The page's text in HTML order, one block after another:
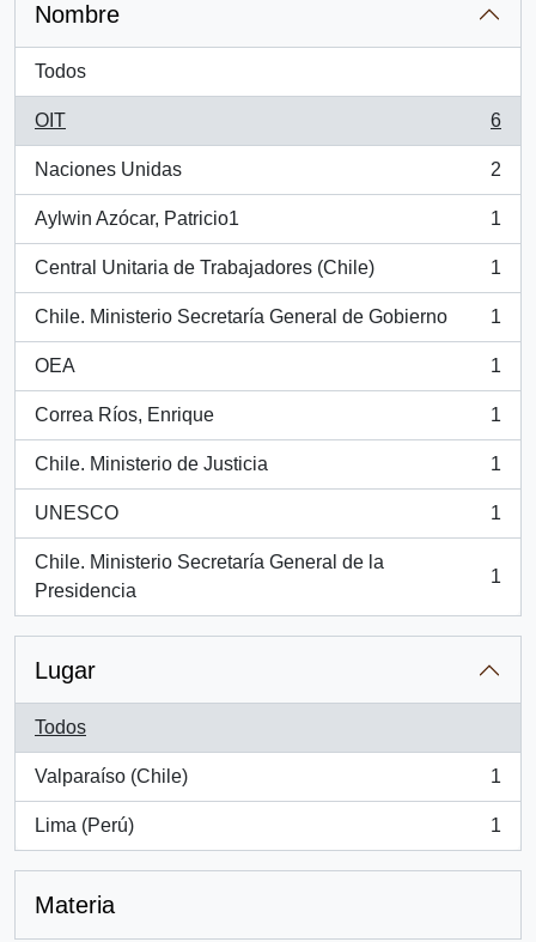
Nombre
Todos
OIT
, 6 resultados
6
Naciones Unidas
, 2 resultados
2
Aylwin Azócar, Patricio1
, 1 resultados
1
Central Unitaria de Trabajadores (Chile)
, 1 resultados
1
Chile. Ministerio Secretaría General de Gobierno
, 1 resultados
1
OEA
, 1 resultados
1
Correa Ríos, Enrique
, 1 resultados
1
Chile. Ministerio de Justicia
, 1 resultados
1
UNESCO
, 1 resultados
1
Chile. Ministerio Secretaría General de la
Presidencia
, 1 resultados
1
Lugar
Todos
Valparaíso (Chile)
, 1 resultados
1
Lima (Perú)
, 1 resultados
1
Materia